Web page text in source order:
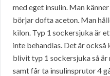
med eget insulin. Man
börjar dofta aceton. Man
kilon. Typ 1 sockersjuka är
inte behandlas. Det är också
blivit typ 1 sockersjuka så
samt får ta insulinsprutor 4